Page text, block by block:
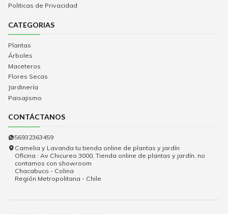
Politicas de Privacidad
CATEGORIAS
Plantas
Árboles
Maceteros
Flores Secas
Jardinería
Paisajismo
CONTÁCTANOS
56932363459
Camelia y Lavanda tu tienda online de plantas y jardín
Oficina : Av Chicureo 3000, Tienda online de plantas y jardín, no
contamos con showroom
Chacabuco - Colina
Región Metropolitana - Chile